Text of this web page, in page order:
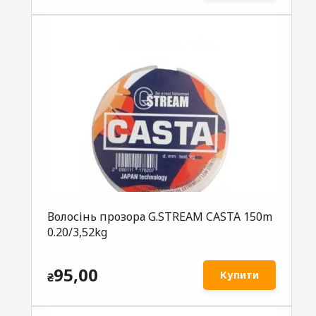
Волосінь прозора G.STREAM CASTA 150m
0.20/3,52kg
₴95,00 Купити